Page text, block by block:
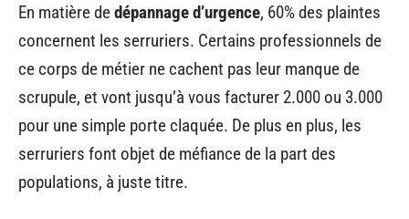
En matière dedépannage d’urgence, 60% des plaintes
concernent les serruriers. Certains professionnels de
ce corps de métier ne cachent pas leur manque de
scrupule, et vont jusqu’à vous facturer 2.000 ou 3.000
pour une simple porte claquée. De plus en plus, les
serruriers font objet de méfiance de la part des
populations, à juste titre.